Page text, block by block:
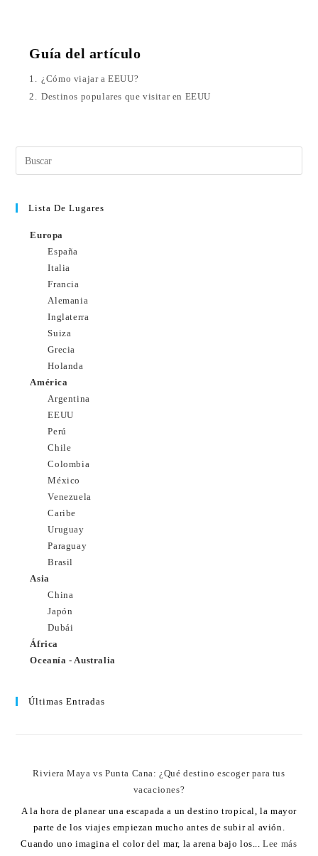
Guía del artículo
1. ¿Cómo viajar a EEUU?
2. Destinos populares que visitar en EEUU
Lista De Lugares
Europa
España
Italia
Francia
Alemania
Inglaterra
Suiza
Grecia
Holanda
América
Argentina
EEUU
Perú
Chile
Colombia
México
Venezuela
Caribe
Uruguay
Paraguay
Brasil
Asia
China
Japón
Dubái
África
Oceanía - Australia
Últimas Entradas
Riviera Maya vs Punta Cana: ¿Qué destino escoger para tus
vacaciones?
A la hora de planear una escapada a un destino tropical, la mayor
parte de los viajes empiezan mucho antes de subir al avión.
Cuando uno imagina el color del mar, la arena bajo los...Lee más